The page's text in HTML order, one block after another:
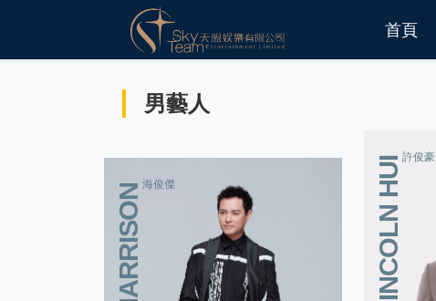
首頁
男藝人
海俊傑
許俊豪
LINCOLN HUI